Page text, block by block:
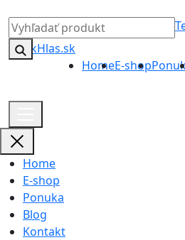
HomeE-shop
Home
E-shop
Ponuka
Blog
Kontakt